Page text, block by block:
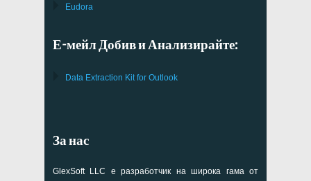
Eudora
Е-мейл Добив и Анализирайте:
Data Extraction Kit for Outlook
За нас
GlexSoft LLC е разработчик на широка гама от